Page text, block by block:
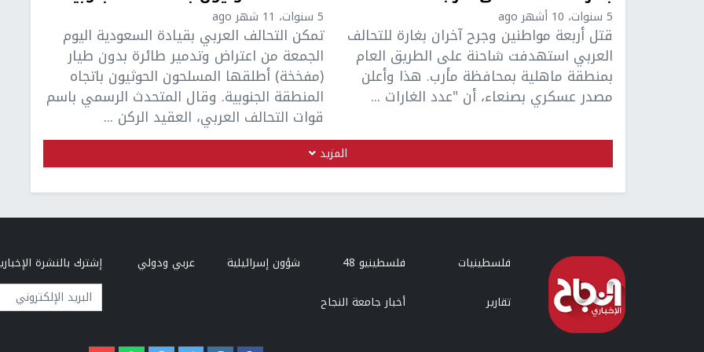
5 سنوات، 10 أشهر ago
قتل أربعة مواطنين وجرح آخران بغارة للتحالف
العربي استهدفت شاحنة على الطريق العام
بمنطقة ماهلية بمحافظة مأرب. هذا وأعلن
مصدر عسكري بصنعاء، أن "عدد الغارات ...
5 سنوات، 11 شهر ago
تمكن التحالف العربي بقيادة السعودية اليوم
الجمعة من اعتراض وتدمير طائرة بدون طيار
(مفخخة) أطلقها المسلحون الحوثيون باتجاه
المنطقة الجنوبية. وقال المتحدث الرسمي باسم
قوات التحالف العربي، العقيد الركن ...
المزيد
فلسطينيات فلسطينيو 48 شؤون إسرائيلية
عربي ودولي
تقارير
أخبار جامعة النجاح
إشترك بالنشرة
البريد الإلكتروني